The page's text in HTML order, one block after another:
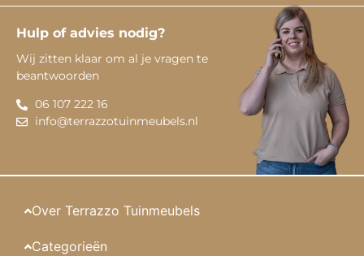
Hulp of advies nodig?
Wij zitten klaar om al je vragen te
beantwoorden
06 107 222 16
info@terrazzotuinmeubels.nl
Over Terrazzo Tuinmeubels
Categorieën